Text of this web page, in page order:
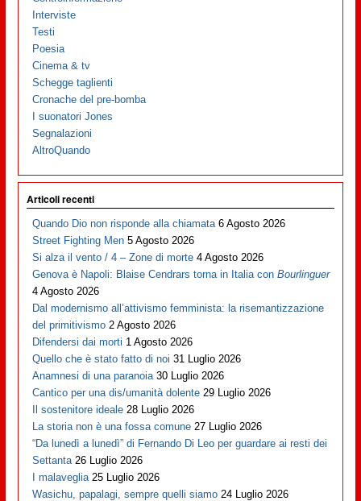
Interviste
Testi
Poesia
Cinema & tv
Schegge taglienti
Cronache del pre-bomba
I suonatori Jones
Segnalazioni
AltroQuando
Articoli recenti
Quando Dio non risponde alla chiamata 6 Agosto 2026
Street Fighting Men 5 Agosto 2026
Si alza il vento / 4 – Zone di morte 4 Agosto 2026
Genova è Napoli: Blaise Cendrars torna in Italia conBourlinguer
4 Agosto 2026
Dal modernismo all’attivismo femminista: la risemantizzazione
del primitivismo 2 Agosto 2026
Difendersi dai morti 1 Agosto 2026
Quello che è stato fatto di noi 31 Luglio 2026
Anamnesi di una paranoia 30 Luglio 2026
Cantico per una dis/umanità dolente 29 Luglio 2026
Il sostenitore ideale 28 Luglio 2026
La storia non è una fossa comune 27 Luglio 2026
“Da lunedì a lunedì” di Fernando Di Leo per guardare ai resti dei
Settanta 26 Luglio 2026
I malaveglia 25 Luglio 2026
Wasichu, papalagi, sempre quelli siamo 24 Luglio 2026